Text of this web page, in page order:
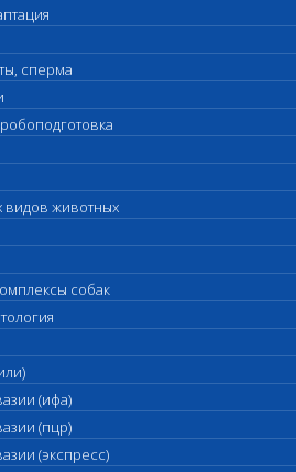
сперма
видов животных
собак
(ифа)
(пцр)
(экспресс)